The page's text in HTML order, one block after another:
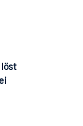
löst